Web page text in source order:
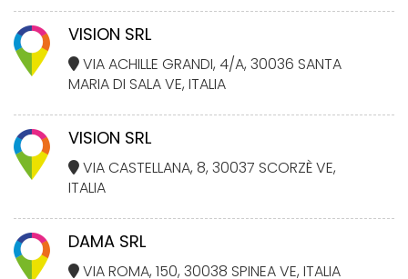
VISION SRL
VIA ACHILLE GRANDI, 4/A, 30036 SANTA
MARIA DI SALA VE, ITALIA
VISION SRL
VIA CASTELLANA, 8, 30037 SCORZÈ VE,
ITALIA
DAMA SRL
VIA ROMA, 150, 30038 SPINEA VE, ITALIA